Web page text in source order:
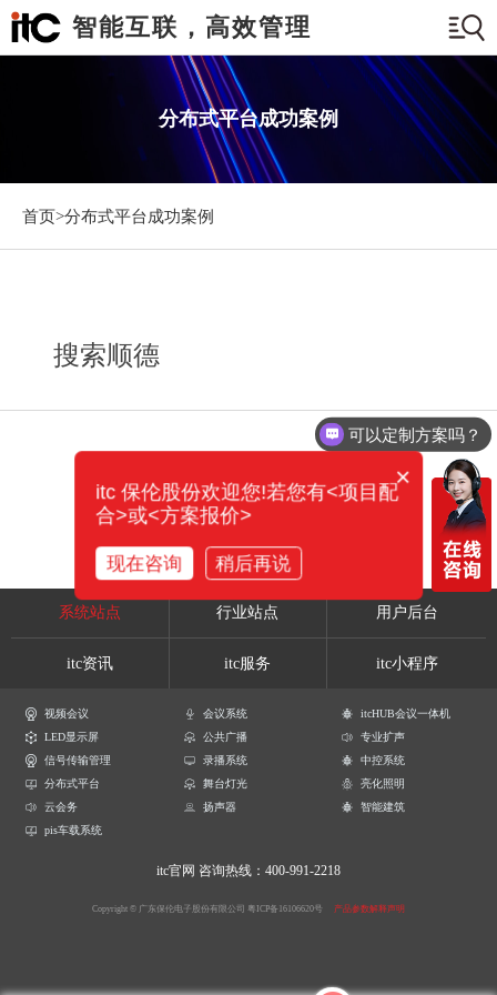
智能互联，高效管理
分布式平台成功案例
首页>分布式平台成功案例
搜索顺德
系统站点 行业站点 用户后台
itc资讯 itc服务 itc小程序
视频会议 会议系统
itcHUB会议一体机
LED显示屏
公共广播
专业扩声
信号传输管理
录播系统
中控系统
分布式平台
舞台灯光
亮化照明
云会务
扬声器
智能建筑
pis车载系统
itc官网 咨询热线：400-991-2218
Copyright © 广东保伦电子股份有限公司 粤ICP备16106620号 产品参数解释声明
可以定制方案吗？
×
itc 保伦股份欢迎您!若您有<项目配
合>或<方案报价>
现在咨询 稍后再说